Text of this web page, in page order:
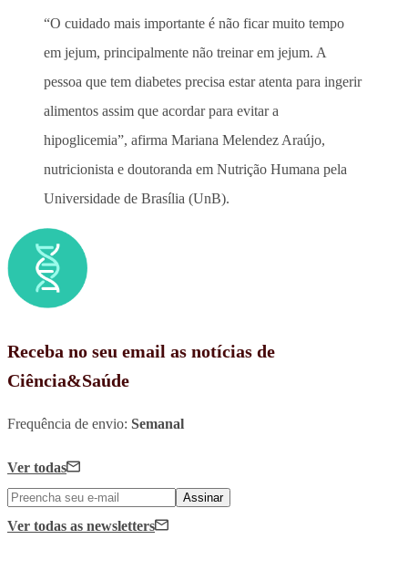
“O cuidado mais importante é não ficar muito tempo
em jejum, principalmente não treinar em jejum. A
pessoa que tem diabetes precisa estar atenta para ingerir
alimentos assim que acordar para evitar a
hipoglicemia”, afirma Mariana Melendez Araújo,
nutricionista e doutoranda em Nutrição Humana pela
Universidade de Brasília (UnB).
Receba no seu email as notícias de
Ciência&Saúde
Frequência de envio: Semanal
Ver todas
Assinar
Ver todas as newsletters